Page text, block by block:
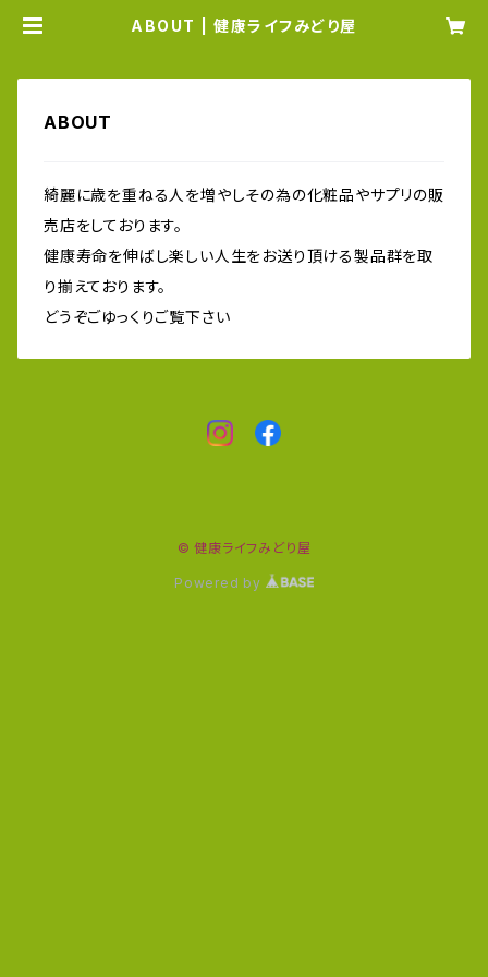
ABOUT | 健康ライフみどり屋
ABOUT
綺麗に歳を重ねる人を増やしその為の化粧品やサプリの販
売店をしております。
健康寿命を伸ばし楽しい人生をお送り頂ける製品群を取
り揃えております。
どうぞごゆっくりご覧下さい
© 健康ライフみどり屋
Powered by